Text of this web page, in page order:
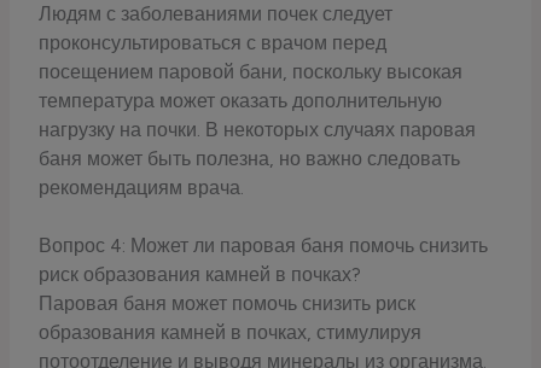
Людям с заболеваниями почек следует
проконсультироваться с врачом перед
посещением паровой бани, поскольку высокая
температура может оказать дополнительную
нагрузку на почки. В некоторых случаях паровая
баня может быть полезна, но важно следовать
рекомендациям врача.
Вопрос 4: Может ли паровая баня помочь снизить
риск образования камней в почках?
Паровая баня может помочь снизить риск
образования камней в почках, стимулируя
потоотделение и выводя минералы из организма.